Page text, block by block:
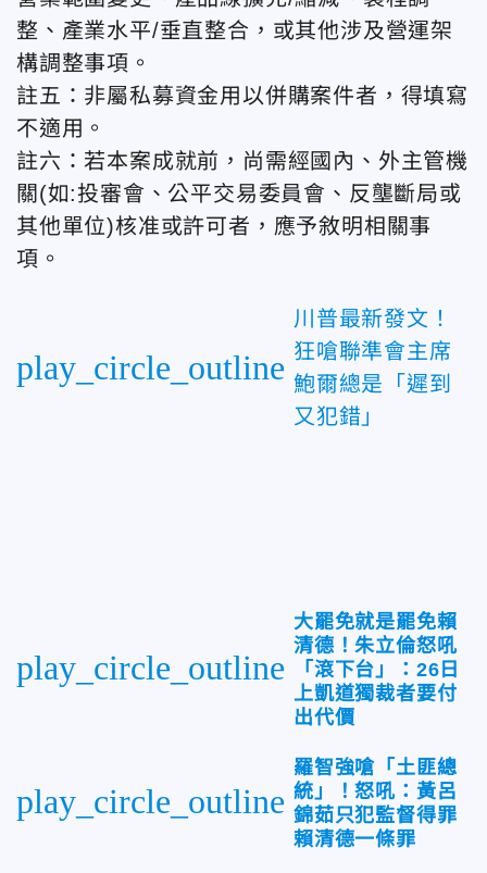
整、產業水平/垂直整合，或其他涉及營運架
構調整事項。
註五：非屬私募資金用以併購案件者，得填寫
不適用。
註六：若本案成就前，尚需經國內、外主管機
關(如:投審會、公平交易委員會、反壟斷局或
其他單位)核准或許可者，應予敘明相關事
項。
play_circle_outline
川普最新發文！
狂嗆聯準會主席
鮑爾總是「遲到
又犯錯」
play_circle_outline
大罷免就是罷免賴
清德！朱立倫怒吼
「滾下台」：26日
上凱道獨裁者要付
出代價
play_circle_outline
羅智強嗆「土匪總
統」！怒吼：黃呂
錦茹只犯監督得罪
賴清德一條罪